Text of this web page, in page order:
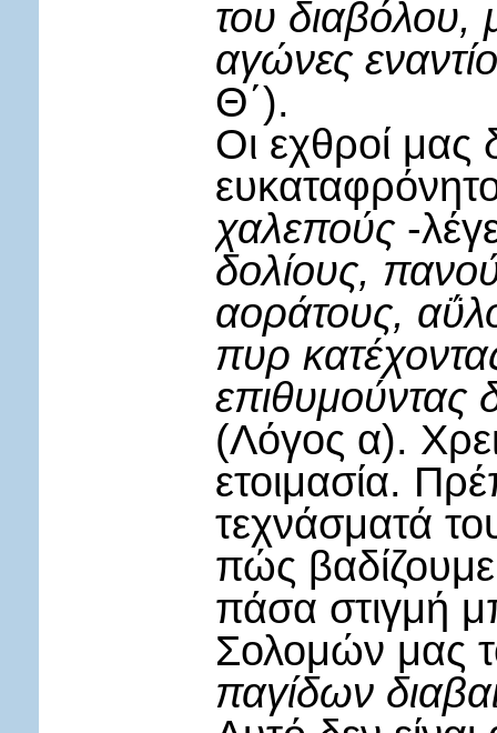
του διαβόλου,
αγώνες
Θ΄).
Οι εχθροί μας
χαλεπούς-
δολίους,
αοράτους,
πυρ
επιθυμούντας
(Λόγος α).
ετοιμασία.
τεχνάσματά
πώς
πάσα στιγμή
Σολομών μας
παγίδων